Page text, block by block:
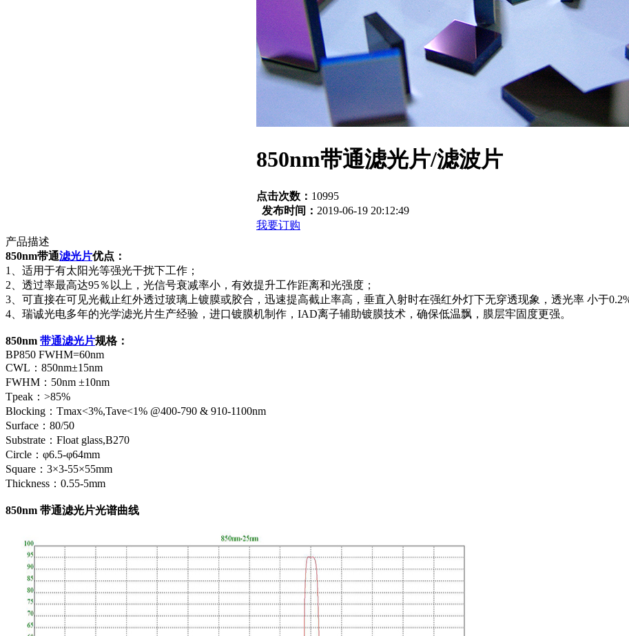
850nm带通滤光片/滤波片
点击次数： 10995
发布时间： 2019-06-19 20:12:49
我要订购
产品描述
850nm带通滤光片优点：
1、适用于有太阳光等强光干扰下工作；
2、透过率最高达95％以上，光信号衰减率小，有效提升工作距离和光强度；
3、可直接在可见光截止红外透过玻璃上镀膜或胶合，迅速提高截止率高，垂直入射时在强红外灯下无穿透现象，透光率 小于
4、瑞诚光电多年的光学滤光片生产经验，进口镀膜机制作，IAD离子辅助镀膜技术，确保低温飘，膜层牢固度更强。
850nm 带通滤光片规格：
BP850 FWHM=60nm
CWL：850nm±15nm
FWHM：50nm ±10nm
Tpeak：>85%
Blocking：Tmax<3%,Tave<1% @400-790 & 910-1100nm
Surface：80/50
Substrate：Float glass,B270
Circle：φ6.5-φ64mm
Square：3×3-55×55mm
Thickness：0.55-5mm
850nm 带通滤光片光谱曲线